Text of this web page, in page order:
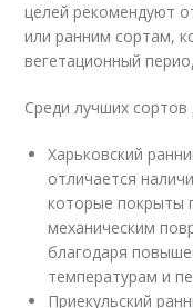
целей рекомендуют
или ранним сортам,
вегетационный
Среди лучших
Харьковский
отличается
которые покрыты
механическим
благодаря
температурам и
Приекульский